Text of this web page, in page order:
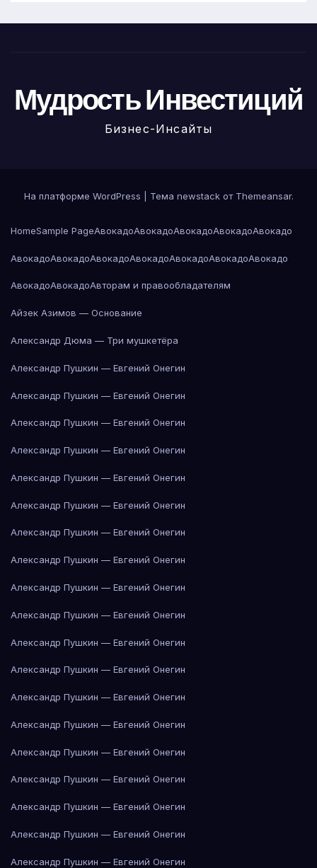
Мудрость Инвестиций
Бизнес-Инсайты
На платформе WordPress Тема newstack от Themeansar.
HomeSample PageАвокадоАвокадоАвокадоАвокадоАвокадо
АвокадоАвокадоАвокадоАвокадоАвокадоАвокадоАвокадо
АвокадоАвокадоАвторам и правообладателям
Айзек Азимов — Основание
Александр Дюма — Три мушкетёра
Александр Пушкин — Евгений Онегин
Александр Пушкин — Евгений Онегин
Александр Пушкин — Евгений Онегин
Александр Пушкин — Евгений Онегин
Александр Пушкин — Евгений Онегин
Александр Пушкин — Евгений Онегин
Александр Пушкин — Евгений Онегин
Александр Пушкин — Евгений Онегин
Александр Пушкин — Евгений Онегин
Александр Пушкин — Евгений Онегин
Александр Пушкин — Евгений Онегин
Александр Пушкин — Евгений Онегин
Александр Пушкин — Евгений Онегин
Александр Пушкин — Евгений Онегин
Александр Пушкин — Евгений Онегин
Александр Пушкин — Евгений Онегин
Александр Пушкин — Евгений Онегин
Александр Пушкин — Евгений Онегин
Александр Пушкин — Евгений Онегин